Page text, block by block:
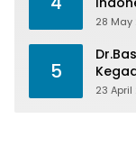
28 May
5
23